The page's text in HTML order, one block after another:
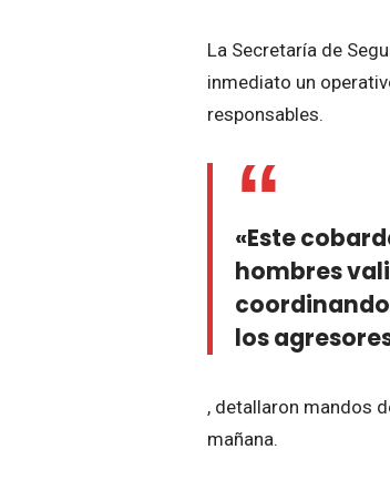
La Secretaría de
inmediato un
responsables.
«Este
hombres
los
, detallaron mandos
mañana.